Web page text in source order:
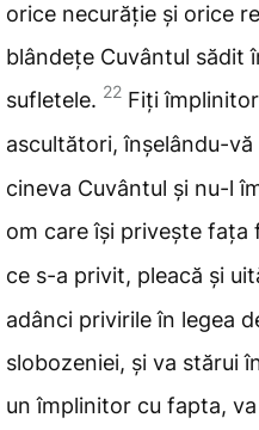
orice necurăție și orice
blândețe Cuvântul sădit
sufletele. 22 Fiți
ascultători, înșelându-vă
cineva Cuvântul și nu-l
om care își privește fața
ce s-a privit, pleacă și
adânci privirile în legea
slobozeniei, și va stărui
un împlinitor cu fapta,